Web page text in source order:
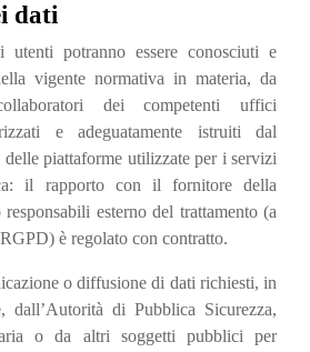
dati
potranno essere conosciuti e
vigente normativa in materia, da
dei competenti uffici
e adeguatamente istruiti dal
piattaforme utilizzate per i servizi
il rapporto con il fornitore della
esterno del trattamento (a
è regolato con contratto.
o diffusione di dati richiesti, in
dall’Autorità di Pubblica Sicurezza,
o da altri soggetti pubblici per